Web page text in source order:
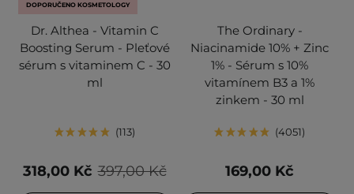
DOPORUČENO KOSMETOLOGY
Dr. Althea - Vitamin C
Boosting Serum - Pleťové
sérum s vitaminem C - 30
ml
113
397,00 Kč
318,00 Kč
The Ordinary -
Niacinamide 10% + Zinc
1% - Sérum s 10%
vitamínem B3 a 1%
zinkem - 30 ml
4051
169,00 Kč